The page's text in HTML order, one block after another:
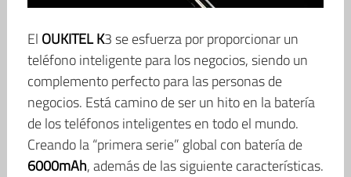
El OUKITEL K3 se esfuerza por proporcionar un
teléfono inteligente para los negocios, siendo un
complemento perfecto para las personas de
negocios. Está camino de ser un hito en la batería
de los teléfonos inteligentes en todo el mundo.
Creando la “primera serie” global con batería de
6000mAh, además de las siguiente características.